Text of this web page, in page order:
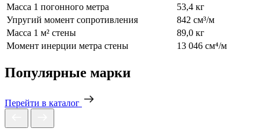
Масса 1 погонного метра
53,4 кг
Упругий момент сопротивления
842 см³/м
Масса 1 м² стены
89,0 кг
Момент инерции метра стены
13 046 см⁴/м
Популярные марки
Перейти в каталог